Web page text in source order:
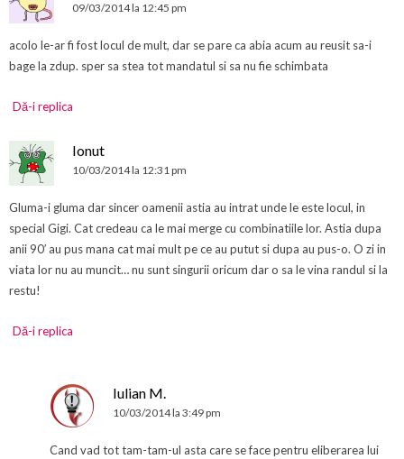
09/03/2014 la 12:45 pm
acolo le-ar fi fost locul de mult, dar se pare ca abia acum au reusit sa-i
bage la zdup. sper sa stea tot mandatul si sa nu fie schimbata
Dă-i replica
Ionut
10/03/2014 la 12:31 pm
Gluma-i gluma dar sincer oamenii astia au intrat unde le este locul, in
special Gigi. Cat credeau ca le mai merge cu combinatiile lor. Astia dupa
anii 90′ au pus mana cat mai mult pe ce au putut si dupa au pus-o. O zi in
viata lor nu au muncit… nu sunt singurii oricum dar o sa le vina randul si la
restu!
Dă-i replica
Iulian M.
10/03/2014 la 3:49 pm
Cand vad tot tam-tam-ul asta care se face pentru eliberarea lui